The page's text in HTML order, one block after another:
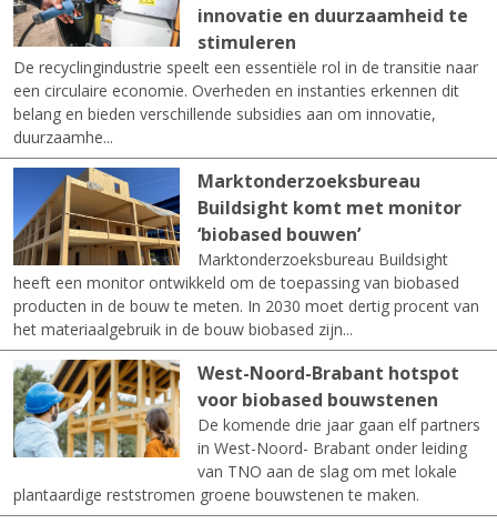
innovatie en duurzaamheid te
stimuleren
De recyclingindustrie speelt een essentiële rol in de transitie naar
een circulaire economie. Overheden en instanties erkennen dit
belang en bieden verschillende subsidies aan om innovatie,
duurzaamhe...
Marktonderzoeksbureau
Buildsight komt met monitor
‘biobased bouwen’
Marktonderzoeksbureau Buildsight
heeft een monitor ontwikkeld om de toepassing van biobased
producten in de bouw te meten. In 2030 moet dertig procent van
het materiaalgebruik in de bouw biobased zijn...
West-Noord-Brabant hotspot
voor biobased bouwstenen
De komende drie jaar gaan elf partners
in West-Noord- Brabant onder leiding
van TNO aan de slag om met lokale
plantaardige reststromen groene bouwstenen te maken.